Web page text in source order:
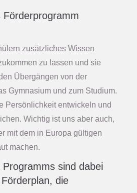
Förderprogramm
zusätzliches Wissen
zu lassen und sie
Übergängen von der
Gymnasium und zum Studium.
Persönlichkeit entwickeln und
Wichtig ist uns aber auch,
mit dem in Europa gültigen
machen.
sind dabei
die